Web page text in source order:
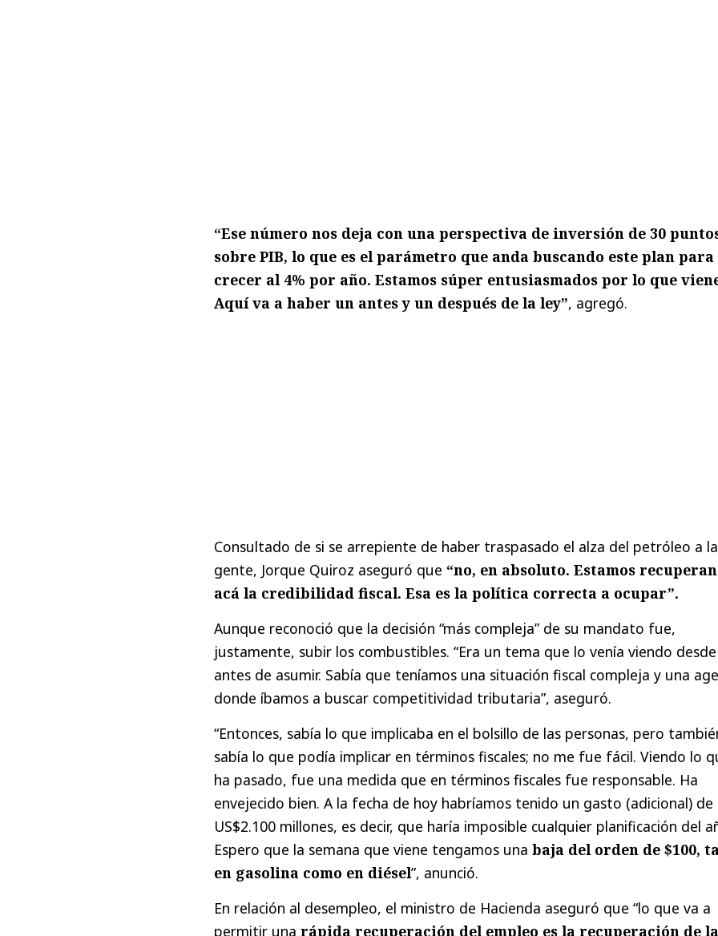
“Ese número nos deja con una perspectiva de inversión de 30
sobre PIB, lo que es el parámetro que anda buscando este plan para
crecer al 4% por año. Estamos súper entusiasmados por lo que
Aquí va a haber un antes y un después de la ley”, agregó.
Consultado de si se arrepiente de haber traspasado el alza del petróleo a la
gente, Jorque Quiroz aseguró que “no, en absoluto. Estamos
acá la credibilidad fiscal. Esa es la política correcta a ocupar”.
Aunque reconoció que la decisión “más compleja” de su mandato fue,
justamente, subir los combustibles. “Era un tema que lo venía viendo desde
antes de asumir. Sabía que teníamos una situación fiscal compleja y una
donde íbamos a buscar competitividad tributaria”, aseguró.
“Entonces, sabía lo que implicaba en el bolsillo de las personas, pero
sabía lo que podía implicar en términos fiscales; no me fue fácil. Viendo lo
ha pasado, fue una medida que en términos fiscales fue responsable. Ha
envejecido bien. A la fecha de hoy habríamos tenido un gasto (adicional) de
US$2.100 millones, es decir, que haría imposible cualquier planificación del
Espero que la semana que viene tengamos una baja del orden de $100,
en gasolina como en diésel”, anunció.
En relación al desempleo, el ministro de Hacienda aseguró que “lo que va a
permitir una rápida recuperación del empleo es la recuperación de la